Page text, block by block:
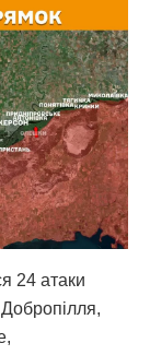
24 атаки